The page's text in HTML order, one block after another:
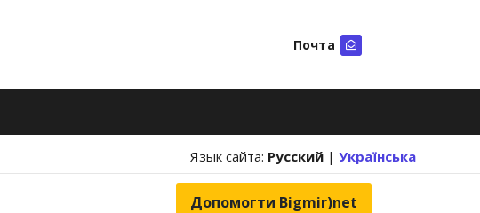
Почта
Язык сайта: Русский | Українська
Допомогти Bigmir)net